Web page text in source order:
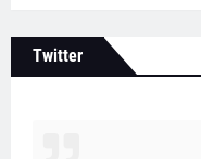
Twitter